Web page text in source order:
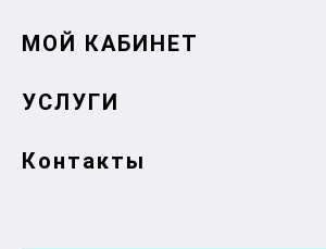
МОЙ КАБИНЕТ
УСЛУГИ
Контакты